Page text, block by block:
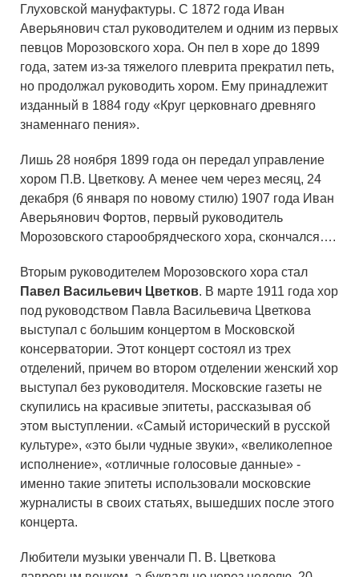
Глуховской мануфактуры. С 1872 года Иван
Аверьянович стал руководителем и одним из первых
певцов Морозовского хора. Он пел в хоре до 1899
года, затем из-за тяжелого плеврита прекратил петь,
но продолжал руководить хором. Ему принадлежит
изданный в 1884 году «Круг церковнаго древняго
знаменнаго пения».
Лишь 28 ноября 1899 года он передал управление
хором П.В. Цветкову. А менее чем через месяц, 24
декабря (6 января по новому стилю) 1907 года Иван
Аверьянович Фортов, первый руководитель
Морозовского старообрядческого хора, скончался….
Вторым руководителем Морозовского хора стал
Павел Васильевич Цветков. В марте 1911 года хор
под руководством Павла Васильевича Цветкова
выступал с большим концертом в Московской
консерватории. Этот концерт состоял из трех
отделений, причем во втором отделении женский хор
выступал без руководителя. Московские газеты не
скупились на красивые эпитеты, рассказывая об
этом выступлении. «Самый исторический в русской
культуре», «это были чудные звуки», «великолепное
исполнение», «отличные голосовые данные» -
именно такие эпитеты использовали московские
журналисты в своих статьях, вышедших после этого
концерта.
Любители музыки увенчали П. В. Цветкова